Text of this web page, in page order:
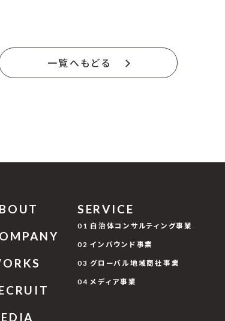
一覧へもどる
SERVICE
01 自治体コンサルティング事業
02 インバウンド事業
03 グローバル地域商社事業
04 メディア事業